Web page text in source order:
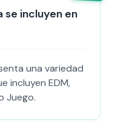
se incluyen en
una variedad
incluyen EDM,
Juego.